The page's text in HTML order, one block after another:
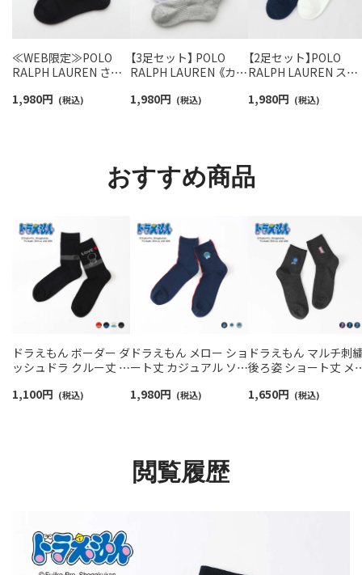
≪WEB限定≫POLO
RALPH LAUREN さら
スニーカー丈ソックス
1,980円 (税込)
【3足セット】 POLO
RALPH LAUREN 《カラ
ンポイントソックス シ
1,980円 (税込)
【2足セット】POLO
RALPH LAUREN スタ
ロベア オーガニック
1,980円 (税込)
おすすめ商品
ドラえもん ボーダー ダ
ッシュドラ クルー丈 カ
ズ 02462119
1,100円 (税込)
ドラえもん メロー ショ
ート丈 カジュアル ソッ
1,980円 (税込)
ドラえもん マルチ刺
後ろ姿 ショート丈 メ
02462201
1,650円 (税込)
閲覧履歴